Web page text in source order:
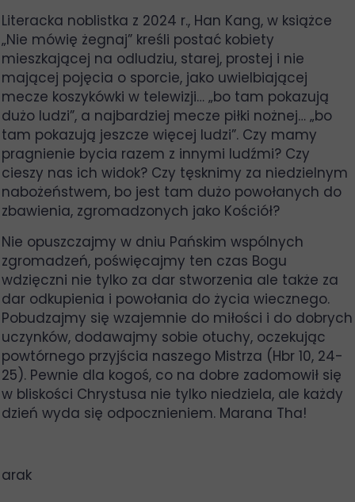
Literacka noblistka z 2024 r., Han Kang, w książce
„Nie mówię żegnaj” kreśli postać kobiety
mieszkającej na odludziu, starej, prostej i nie
mającej pojęcia o sporcie, jako uwielbiającej
mecze koszykówki w telewizji… „bo tam pokazują
dużo ludzi”, a najbardziej mecze piłki nożnej… „bo
tam pokazują jeszcze więcej ludzi”. Czy mamy
pragnienie bycia razem z innymi ludźmi? Czy
cieszy nas ich widok? Czy tęsknimy za niedzielnym
nabożeństwem, bo jest tam dużo powołanych do
zbawienia, zgromadzonych jako Kościół?
Nie opuszczajmy w dniu Pańskim wspólnych
zgromadzeń, poświęcajmy ten czas Bogu
wdzięczni nie tylko za dar stworzenia ale także za
dar odkupienia i powołania do życia wiecznego.
Pobudzajmy się wzajemnie do miłości i do dobrych
uczynków, dodawajmy sobie otuchy, oczekując
powtórnego przyjścia naszego Mistrza (Hbr 10, 24-
25). Pewnie dla kogoś, co na dobre zadomowił się
w bliskości Chrystusa nie tylko niedziela, ale każdy
dzień wyda się odpocznieniem. Marana Tha!
arak